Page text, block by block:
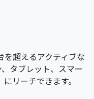
を超えるアクティブな
タブレット、スマー
リーチできます。